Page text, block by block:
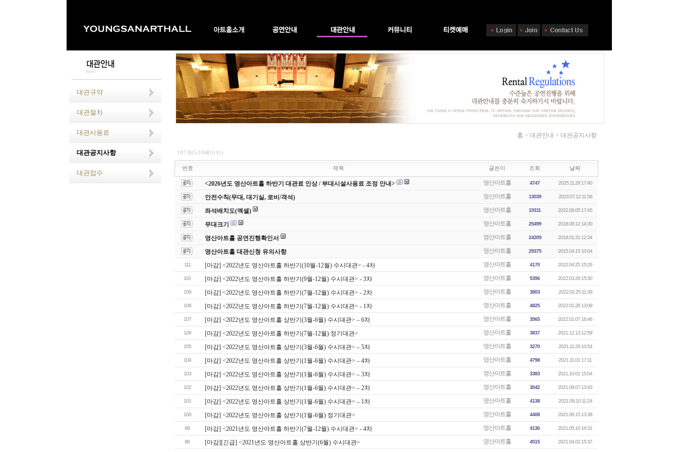
대관규약
대관절차
대관사용료
대관공지사항
대관접수
홈 > 대관안내 > 대관공지사항
197개(5/10페이지)
번호 제목 글쓴이 조회 날짜
<2026년도 영산아트홀 하반기 대관료 인상 / 부대시설사용료 조정 안내> 영산아트홀 4747 2025.11.28 17:40
안전수칙(무대, 대기실, 로비/객석) 영산아트홀 13039 2023.07.12 11:58
좌석배치도(엑셀) 영산아트홀 19311 2022.08.05 17:45
무대크기 영산아트홀 25499 2018.09.12 14:30
영산아트홀 공연진행확인서 영산아트홀 24209 2018.01.31 12:34
영산아트홀 대관신청 유의사항 영산아트홀 29375 2015.04.15 10:04
111 [마감] <2022년도 영산아트홀 하반기(10월-12월) 수시대관> - 4차 영산아트홀 4170 2022.04.25 15:26
110 [마감] <2022년도 영산아트홀 하반기(9월-12월) 수시대관> - 3차 영산아트홀 5396 2022.03.29 15:30
109 [마감] <2022년도 영산아트홀 하반기(7월-12월) 수시대관> - 2차 영산아트홀 3803 2022.02.25 11:39
108 [마감] <2022년도 영산아트홀 하반기(7월-12월) 수시대관> - 1차 영산아트홀 4825 2022.01.28 13:09
107 [마감] <2022년도 영산아트홀 상반기(3월-6월) 수시대관> – 6차 영산아트홀 3565 2022.01.07 16:46
106 [마감] <2022년도 영산아트홀 하반기(7월-12월) 정기대관> 영산아트홀 3837 2021.12.13 12:59
105 [마감] <2022년도 영산아트홀 상반기(3월-6월) 수시대관> – 5차 영산아트홀 3270 2021.11.29 10:54
104 [마감] <2022년도 영산아트홀 상반기(1월-6월) 수시대관> – 4차 영산아트홀 4798 2021.11.01 17:11
103 [마감] <2022년도 영산아트홀 상반기(1월-6월) 수시대관> – 3차 영산아트홀 3383 2021.10.01 15:04
102 [마감] <2022년도 영산아트홀 상반기(1월-6월) 수시대관> – 2차 영산아트홀 3042 2021.09.07 13:43
101 [마감] <2022년도 영산아트홀 상반기(1월-6월) 수시대관> – 1차 영산아트홀 4138 2021.08.10 11:24
100 [마감] <2022년도 영산아트홀 상반기(1월-6월) 정기대관> 영산아트홀 4408 2021.06.15 13:38
99 [마감] <2021년도 영산아트홀 하반기(7월-12월) 수시대관> - 4차 영산아트홀 4136 2021.05.10 16:31
98 [마감][긴급] <2021년도 영산아트홀 상반기(6월) 수시대관> 영산아트홀 4515 2021.04.02 15:37